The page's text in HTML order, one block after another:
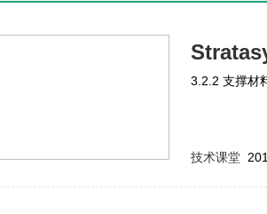
3.2.2 支撑材
技术课堂